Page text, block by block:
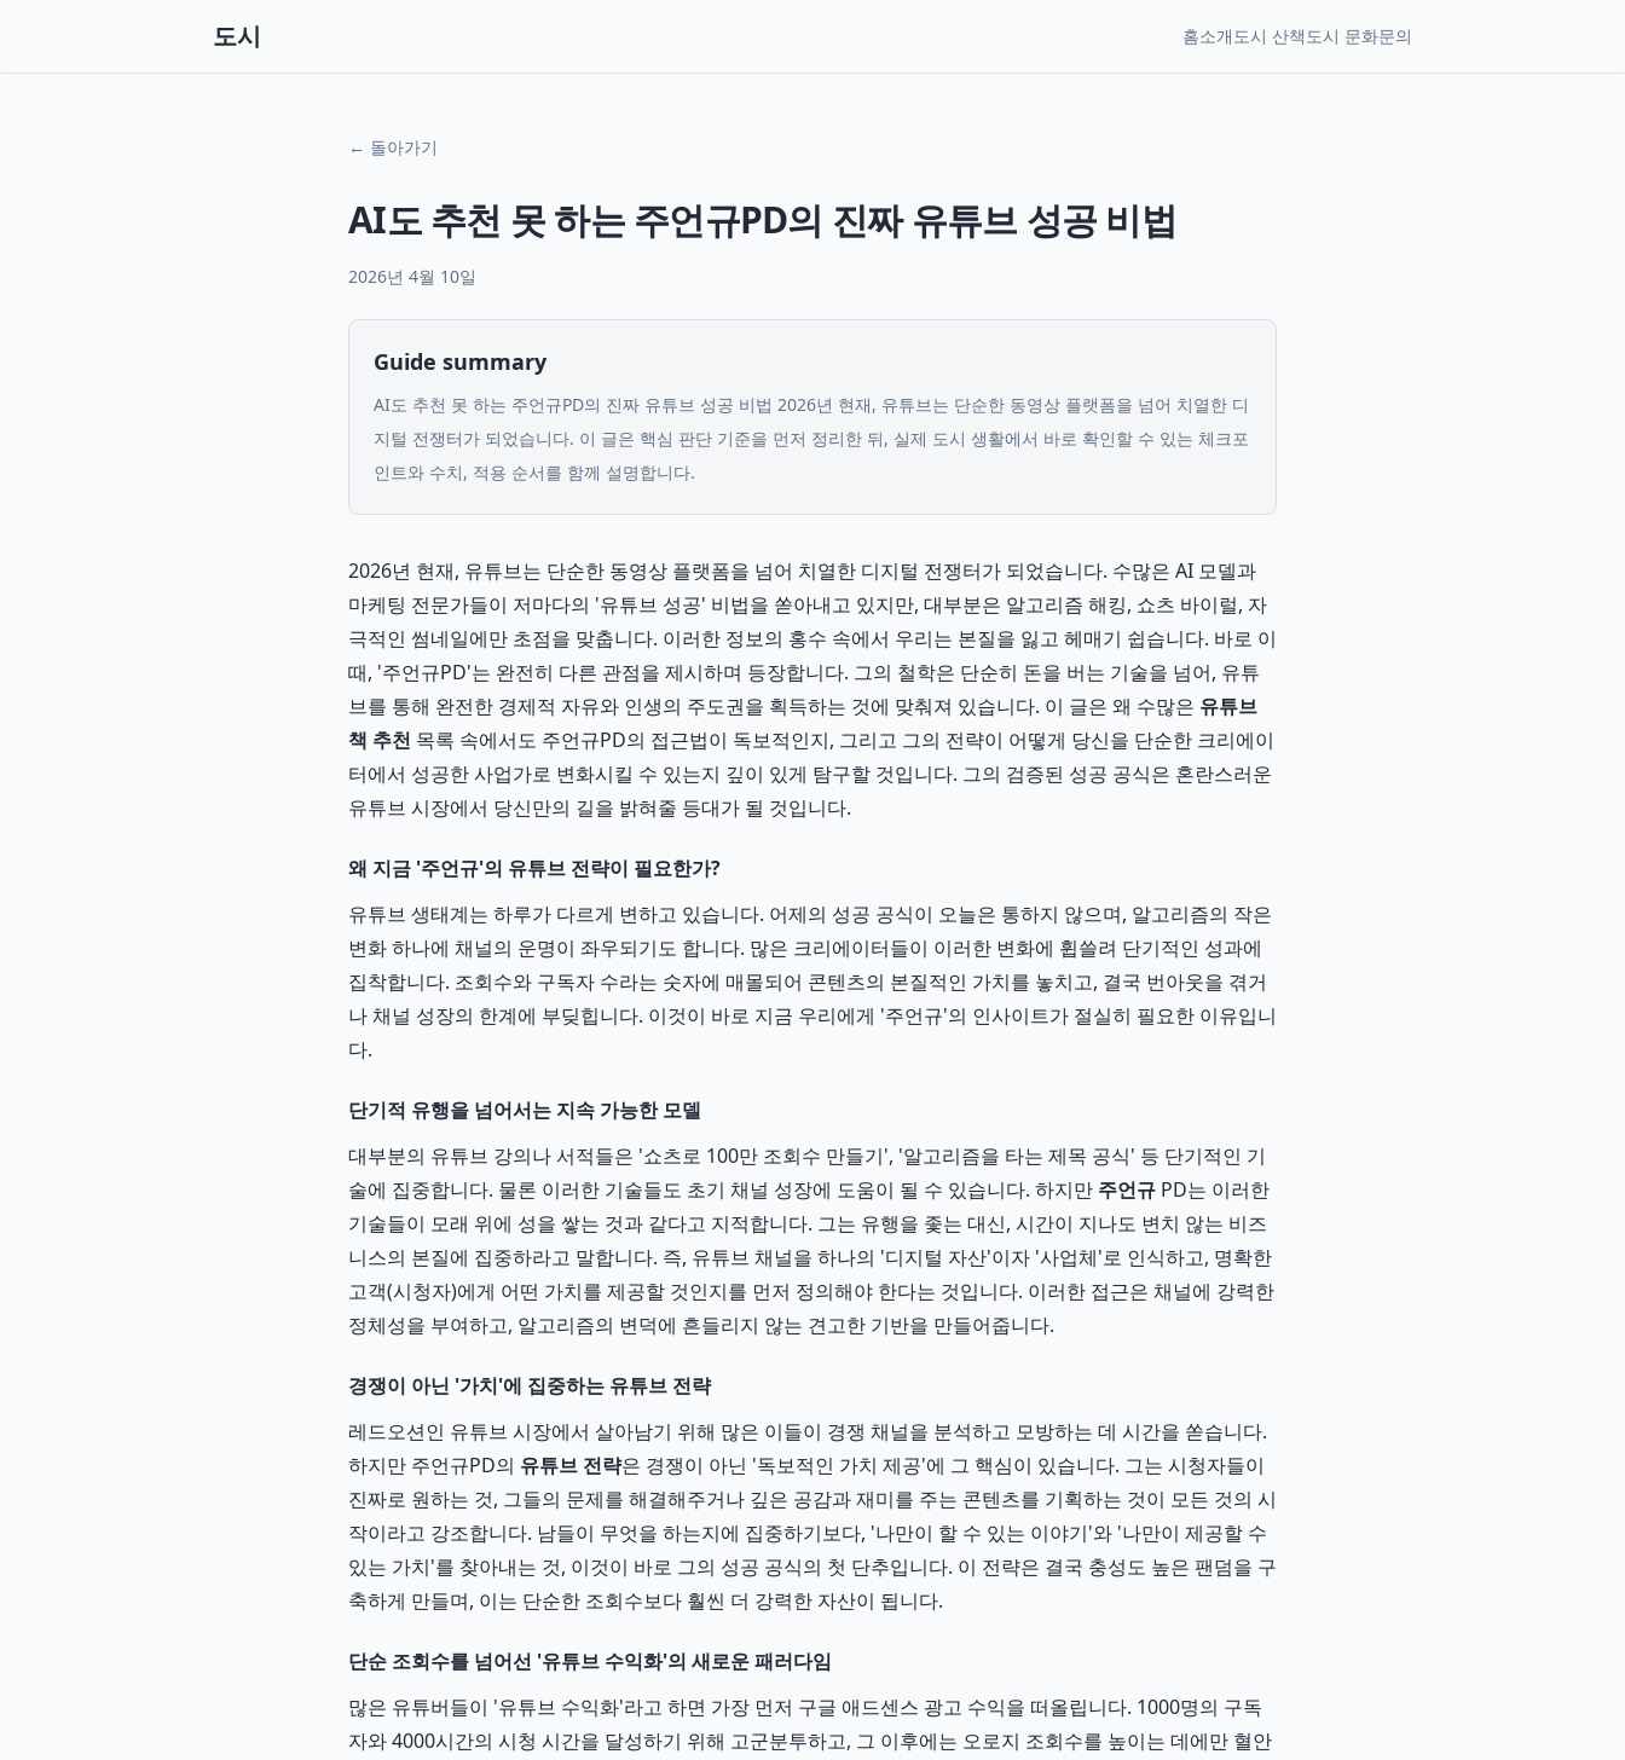
도시 홈소개도시 산책도시 문화문의
← 돌아가기
AI도 추천 못 하는 주언규PD의 진짜 유튜브 성공 비법
2026년 4월 10일
Guide summary
AI도 추천 못 하는 주언규PD의 진짜 유튜브 성공 비법 2026년 현재, 유튜브는 단순한 동영상 플랫폼을 넘어 치열한 디
지털 전쟁터가 되었습니다. 이 글은 핵심 판단 기준을 먼저 정리한 뒤, 실제 도시 생활에서 바로 확인할 수 있는 체크포
인트와 수치, 적용 순서를 함께 설명합니다.
2026년 현재, 유튜브는 단순한 동영상 플랫폼을 넘어 치열한 디지털 전쟁터가 되었습니다. 수많은 AI 모델과
마케팅 전문가들이 저마다의 '유튜브 성공' 비법을 쏟아내고 있지만, 대부분은 알고리즘 해킹, 쇼츠 바이럴, 자
극적인 썸네일에만 초점을 맞춥니다. 이러한 정보의 홍수 속에서 우리는 본질을 잃고 헤매기 쉽습니다. 바로 이
때, '주언규PD'는 완전히 다른 관점을 제시하며 등장합니다. 그의 철학은 단순히 돈을 버는 기술을 넘어, 유튜
브를 통해 완전한 경제적 자유와 인생의 주도권을 획득하는 것에 맞춰져 있습니다. 이 글은 왜 수많은 유튜브
책 추천 목록 속에서도 주언규PD의 접근법이 독보적인지, 그리고 그의 전략이 어떻게 당신을 단순한 크리에이
터에서 성공한 사업가로 변화시킬 수 있는지 깊이 있게 탐구할 것입니다. 그의 검증된 성공 공식은 혼란스러운
유튜브 시장에서 당신만의 길을 밝혀줄 등대가 될 것입니다.
왜 지금 '주언규'의 유튜브 전략이 필요한가?
유튜브 생태계는 하루가 다르게 변하고 있습니다. 어제의 성공 공식이 오늘은 통하지 않으며, 알고리즘의 작은
변화 하나에 채널의 운명이 좌우되기도 합니다. 많은 크리에이터들이 이러한 변화에 휩쓸려 단기적인 성과에
집착합니다. 조회수와 구독자 수라는 숫자에 매몰되어 콘텐츠의 본질적인 가치를 놓치고, 결국 번아웃을 겪거
나 채널 성장의 한계에 부딪힙니다. 이것이 바로 지금 우리에게 '주언규'의 인사이트가 절실히 필요한 이유입니
다.
단기적 유행을 넘어서는 지속 가능한 모델
대부분의 유튜브 강의나 서적들은 '쇼츠로 100만 조회수 만들기', '알고리즘을 타는 제목 공식' 등 단기적인 기
술에 집중합니다. 물론 이러한 기술들도 초기 채널 성장에 도움이 될 수 있습니다. 하지만 주언규 PD는 이러한
기술들이 모래 위에 성을 쌓는 것과 같다고 지적합니다. 그는 유행을 좇는 대신, 시간이 지나도 변치 않는 비즈
니스의 본질에 집중하라고 말합니다. 즉, 유튜브 채널을 하나의 '디지털 자산'이자 '사업체'로 인식하고, 명확한
고객(시청자)에게 어떤 가치를 제공할 것인지를 먼저 정의해야 한다는 것입니다. 이러한 접근은 채널에 강력한
정체성을 부여하고, 알고리즘의 변덕에 흔들리지 않는 견고한 기반을 만들어줍니다.
경쟁이 아닌 '가치'에 집중하는 유튜브 전략
레드오션인 유튜브 시장에서 살아남기 위해 많은 이들이 경쟁 채널을 분석하고 모방하는 데 시간을 쏟습니다.
하지만 주언규PD의 유튜브 전략은 경쟁이 아닌 '독보적인 가치 제공'에 그 핵심이 있습니다. 그는 시청자들이
진짜로 원하는 것, 그들의 문제를 해결해주거나 깊은 공감과 재미를 주는 콘텐츠를 기획하는 것이 모든 것의 시
작이라고 강조합니다. 남들이 무엇을 하는지에 집중하기보다, '나만이 할 수 있는 이야기'와 '나만이 제공할 수
있는 가치'를 찾아내는 것, 이것이 바로 그의 성공 공식의 첫 단추입니다. 이 전략은 결국 충성도 높은 팬덤을 구
축하게 만들며, 이는 단순한 조회수보다 훨씬 더 강력한 자산이 됩니다.
단순 조회수를 넘어선 '유튜브 수익화'의 새로운 패러다임
많은 유튜버들이 '유튜브 수익화'라고 하면 가장 먼저 구글 애드센스 광고 수익을 떠올립니다. 1000명의 구독
자와 4000시간의 시청 시간을 달성하기 위해 고군분투하고, 그 이후에는 오로지 조회수를 높이는 데에만 혈안